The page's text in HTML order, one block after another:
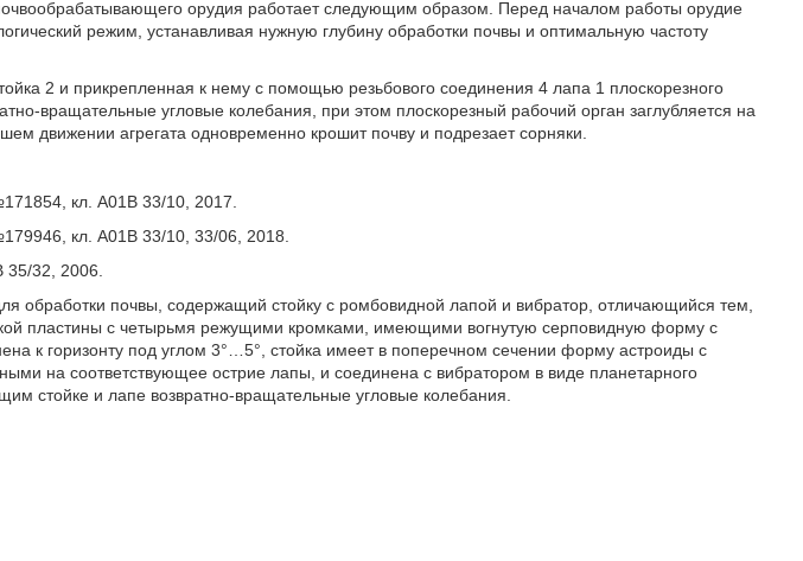
орудия работает следующим образом. Перед началом работы орудие
режим, устанавливая нужную глубину обработки почвы и оптимальную частоту
2 и прикрепленная к нему с помощью резьбового соединения 4 лапа 1 плоскорезного
вращательные угловые колебания, при этом плоскорезный рабочий орган заглубляется на
движении агрегата одновременно крошит почву и подрезает сорняки.
кл. А01В 33/10, 2017.
кл. А01В 33/10, 33/06, 2018.
32, 2006.
обработки почвы, содержащий стойку с ромбовидной лапой и вибратор, отличающийся тем,
пластины с четырьмя режущими кромками, имеющими вогнутую серповидную форму с
к горизонту под углом 3°…5°, стойка имеет в поперечном сечении форму астроиды с
на соответствующее острие лапы, и соединена с вибратором в виде планетарного
стойке и лапе возвратно-вращательные угловые колебания.